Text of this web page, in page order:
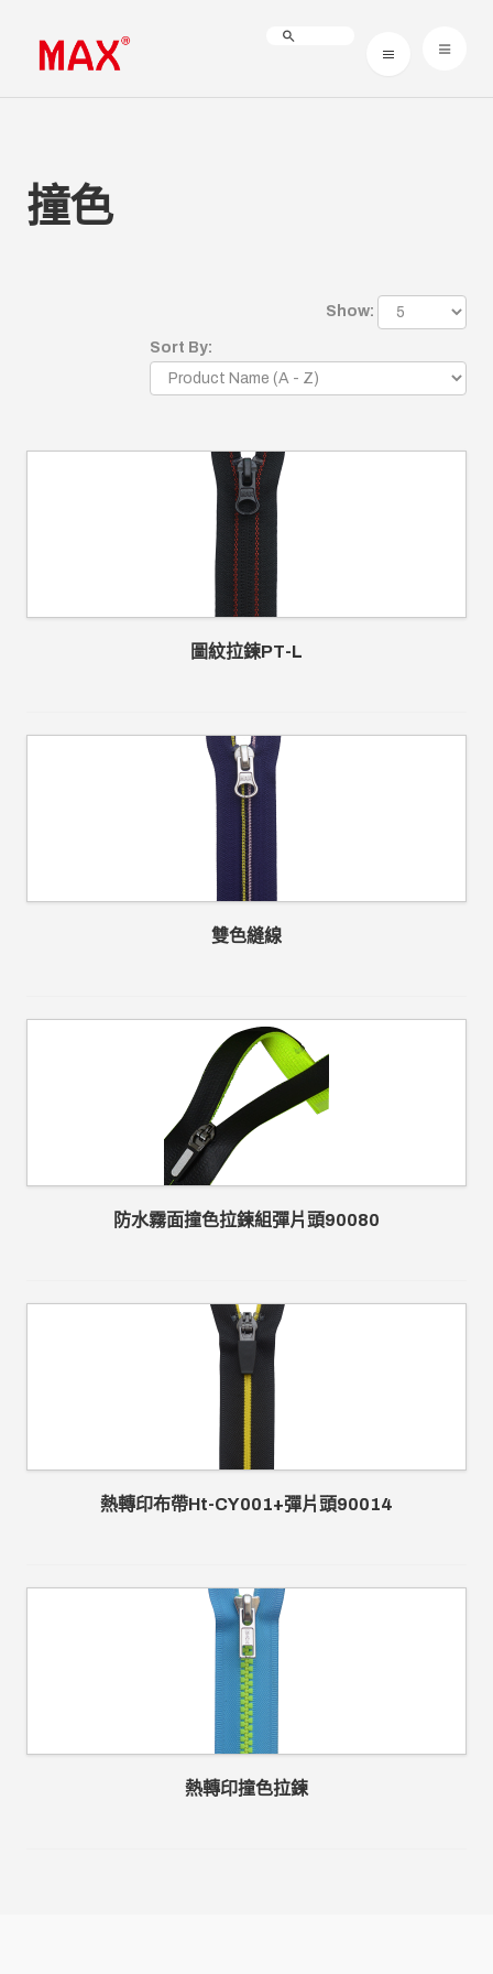
撞色
Show:
Sort By:
圖紋拉鍊PT-L
雙色縫線
防水霧面撞色拉鍊組彈片頭90080
熱轉印布帶Ht-CY001+彈片頭90014
熱轉印撞色拉鍊